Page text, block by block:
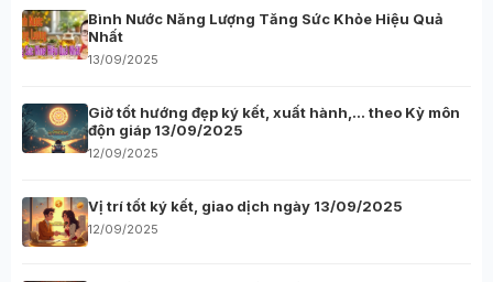
Bình Nước Năng Lượng Tăng Sức Khỏe Hiệu Quả
Nhất
13/09/2025
Giờ tốt hướng đẹp ký kết, xuất hành,… theo Kỳ môn
độn giáp 13/09/2025
12/09/2025
Vị trí tốt ký kết, giao dịch ngày 13/09/2025
12/09/2025